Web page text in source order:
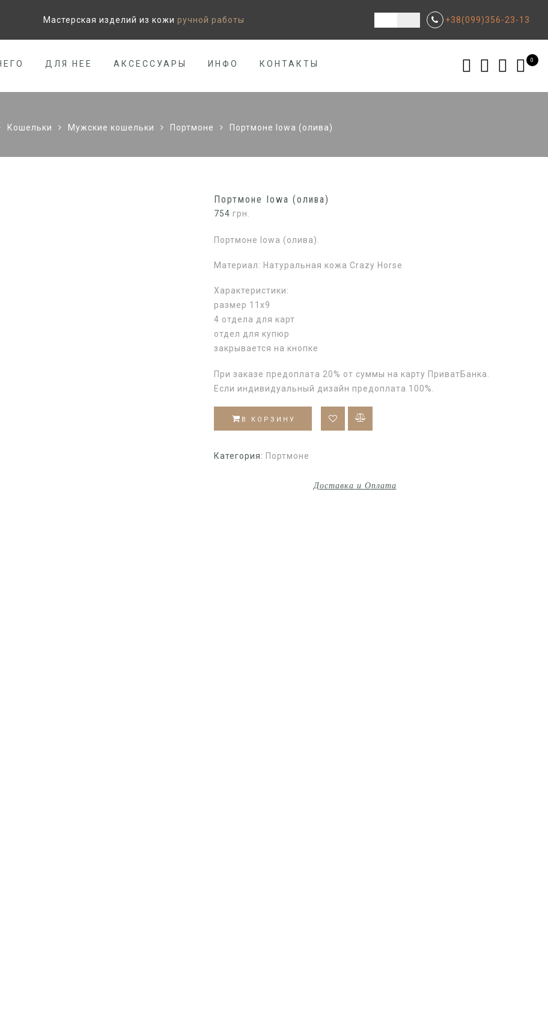
Мастерская изделий из кожиручной работы +38(099)356-23-13
ДЛЯ НЕЕ АКСЕССУАРЫ ИНФО КОНТАКТЫ 0
Кошельки Мужские кошельки Портмоне Портмоне Iowa (олива)
Портмоне Iowa (олива)
754 грн.
Портмоне Iowa (олива).
Материал: Натуральная кожа Crazy Horse
Характеристики:
размер 11х9
4 отдела для карт
отдел для купюр
закрывается на кнопке
При заказе предоплата 20% от суммы на карту ПриватБанка.
Если индивидуальный дизайн предоплата 100%.
В КОРЗИНУ
Категория: Портмоне
Доставка и Оплата